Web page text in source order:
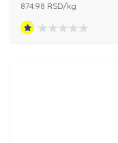
874.98 RSD/kg